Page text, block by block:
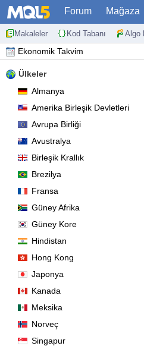
Forum Mağaza
Makaleler Kod Tabanı Algo
Ekonomik Takvim
Ülkeler
Almanya
Amerika Birleşik Devletleri
Avrupa Birliği
Avustralya
Birleşik Krallık
Brezilya
Fransa
Güney Afrika
Güney Kore
Hindistan
Hong Kong
Japonya
Kanada
Meksika
Norveç
Singapur